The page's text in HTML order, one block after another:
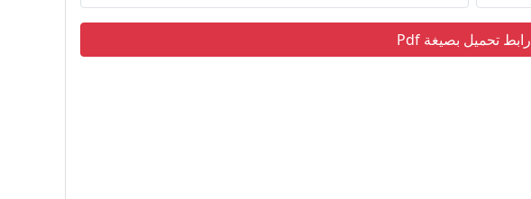
رابط تحميل بصيغة Pdf